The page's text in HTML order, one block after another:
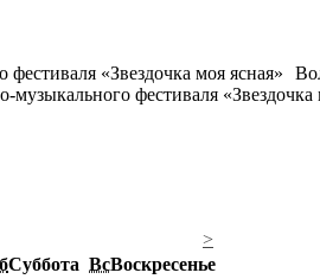
музыкального фестиваля
>
Суббота ВсВоскресенье